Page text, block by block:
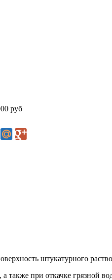
руб
штукатурного
также при откачке грязной